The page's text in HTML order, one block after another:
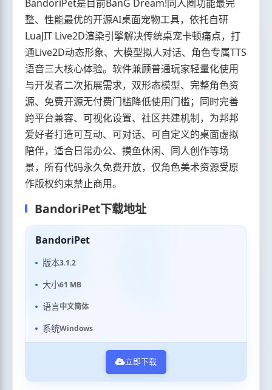
BandoriPet是目前BanG Dream!同人圈功能最完
整、性能最优的开源AI桌面宠物工具，依托自研
LuaJIT Live2D渲染引擎解决传统桌宠卡顿痛点，打
通Live2D动态形象、大模型拟人对话、角色专属TTS
语音三大核心体验。软件兼顾普通玩家轻量化使用
与开发者二次拓展需求，双形态模型、完整角色资
源、免费开源无付费门槛降低使用门槛；同时完善
跨平台兼容、可视化设置、社区共建机制，为邦邦
爱好者打造可互动、可对话、可自定义的桌面虚拟
陪伴，适合日常办公、摸鱼休闲、同人创作等场
景，所有代码永久免费开放，仅角色美术资源受原
作版权约束禁止商用。
BandoriPet下载地址
BandoriPet
版本3.1.2
大小61 MB
语言中文简体
系统Windows
立即下载